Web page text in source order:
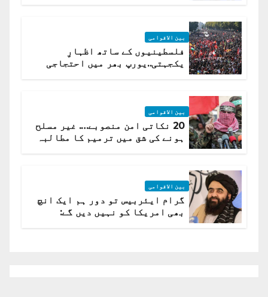
بین الاقوامی
فلسطینیوں کے ساتھ اظہارِ
یکجہتی..یورپ بھر میں احتجاجی
بین الاقوامی
20 نکاتی امن منصوبے…. غیر مسلح
ہونے کی شق میں ترمیم کا مطالبہ
بین الاقوامی
گرام ایئربیس تو دور ہم ایک انچ
بھی امریکا کو نہیں دیں گے: